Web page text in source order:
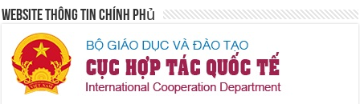
Website Thông Tin Chính Phủ